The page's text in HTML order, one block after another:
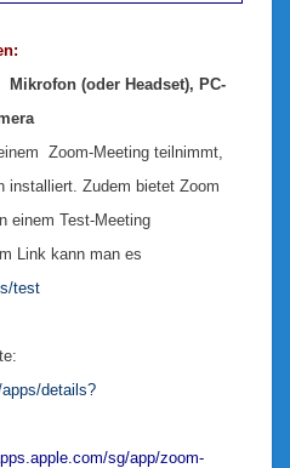
(oder Headset), PC-
Zoom-Meeting teilnimmt,
installiert. Zudem bietet Zoom
einem Test-Meeting
Link kann man es
test
details?
sg/app/zoom-